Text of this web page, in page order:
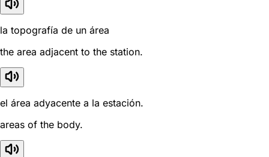
la topografía de un área
the area adjacent to the station.
el área adyacente a la estación.
areas of the body.